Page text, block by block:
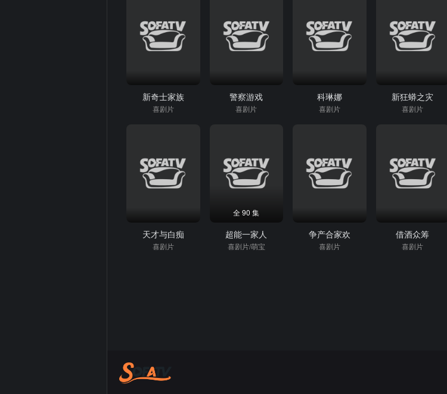
新奇士家族
喜剧片
警察游戏
喜剧片
科琳娜
喜剧片
新狂蟒之灾
喜剧片
天才与白痴
喜剧片
全 90 集
超能一家人
喜剧片/萌宝
争产合家欢
喜剧片
借酒众筹
喜剧片